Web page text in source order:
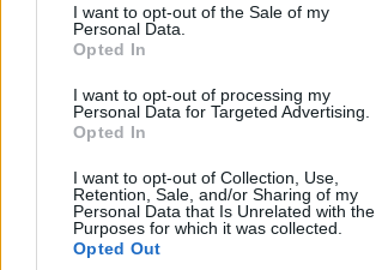
I want to opt-out of the Sale of my
Personal Data.
Opted In
I want to opt-out of processing my
Personal Data for Targeted Advertising.
Opted In
I want to opt-out of Collection, Use,
Retention, Sale, and/or Sharing of my
Personal Data that Is Unrelated with the
Purposes for which it was collected.
Opted Out
VAI ALLA VERSIONE CLASSICA